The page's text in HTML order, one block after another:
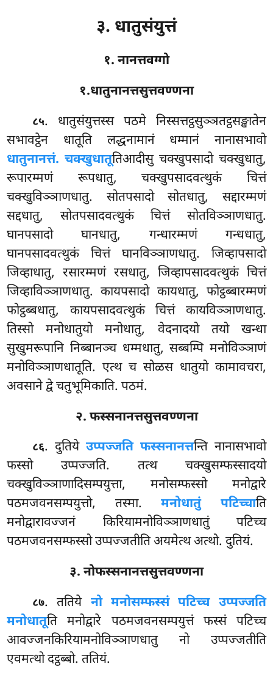
३. धातुसंयुत्तं
१. नानत्तवग्गो
१.धातुनानत्तसुत्तवण्णना
८५. धातुसंयुत्तस्स पठमे निस्सत्तट्ठसुञ्ञतट्ठसङ्खातेन
सभावट्ठेन धातूति लद्धनामानं धम्मानं नानासभावो
धातुनानत्तं. चक्खुधातूतिआदीसु चक्खुपसादो चक्खुधातु,
रूपारम्मणं रूपधातु, चक्खुपसादवत्थुकं चित्तं
चक्खुविञ्ञाणधातु. सोतपसादो सोतधातु, सद्दारम्मणं
सद्दधातु, सोतपसादवत्थुकं चित्तं सोतविञ्ञाणधातु.
घानपसादो घानधातु, गन्धारम्मणं गन्धधातु,
घानपसादवत्थुकं चित्तं घानविञ्ञाणधातु. जिव्हापसादो
जिव्हाधातु, रसारम्मणं रसधातु, जिव्हापसादवत्थुकं चित्तं
जिव्हाविञ्ञाणधातु. कायपसादो कायधातु, फोट्ठब्बारम्मणं
फोट्ठब्बधातु, कायपसादवत्थुकं चित्तं कायविञ्ञाणधातु.
तिस्सो मनोधातुयो मनोधातु, वेदनादयो तयो खन्धा
सुखुमरूपानि निब्बानञ्च धम्मधातु, सब्बम्पि मनोविञ्ञाणं
मनोविञ्ञाणधातूति. एत्थ च सोळस धातुयो कामावचरा,
अवसाने द्वे चतुभूमिकाति. पठमं.
२. फस्सनानत्तसुत्तवण्णना
८६. दुतिये उप्पज्जति फस्सनानत्तन्ति नानासभावो
फस्सो उप्पज्जति. तत्थ चक्खुसम्फस्सादयो
चक्खुविञ्ञाणादिसम्पयुत्ता, मनोसम्फस्सो मनोद्वारे
पठमजवनसम्पयुत्तो, तस्मा.मनोधातुं पटिच्चाति
मनोद्वारावज्जनं किरियामनोविञ्ञाणधातुं पटिच्च
पठमजवनसम्फस्सो उप्पज्जतीति अयमेत्थ अत्थो. दुतियं.
३. नोफस्सनानत्तसुत्तवण्णना
८७. ततिये नो मनोसम्फस्सं पटिच्च उप्पज्जति
मनोधातूति मनोद्वारे पठमजवनसम्पयुत्तं फस्सं पटिच्च
आवज्जनकिरियामनोविञ्ञाणधातु नो उप्पज्जतीति
एवमत्थो दट्ठब्बो. ततियं.